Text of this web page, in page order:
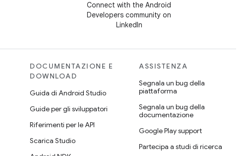
Connect with the Android
Developers community on
LinkedIn
DOCUMENTAZIONE E
DOWNLOAD
Guida di Android Studio
Guide per gli sviluppatori
Riferimenti per le API
Scarica Studio
ASSISTENZA
Segnala un bug della
piattaforma
Segnala un bug della
documentazione
Google Play support
Partecipa a studi di ricerca